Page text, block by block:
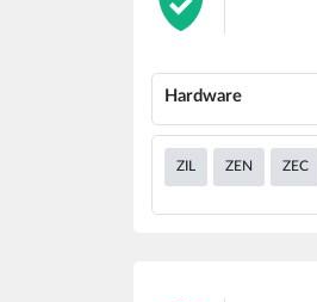
Hardware
ZIL ZEN ZEC